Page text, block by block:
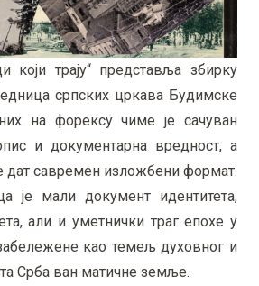
који трају“ представља збирку
српских цркава Будимске
на форексу чиме је сачуван
и документарна вредност, а
дат савремен изложбени формат.
је мали документ идентитета,
али и уметнички траг епохе у
као темељ духовног и
Срба ван матичне земље.